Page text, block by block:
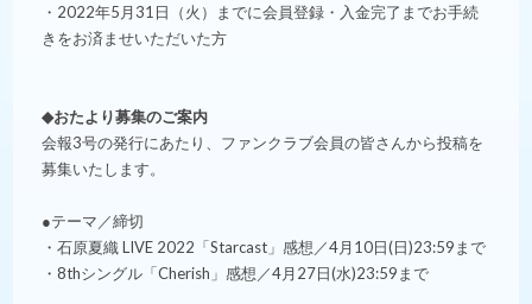
・2022年5月31日（火）までに会員登録・入金完了までお手続
きをお済ませいただいた方
◆おたより募集のご案内
会報3号の発行にあたり、ファンクラブ会員の皆さんから投稿を
募集いたします。
●テーマ／締切
・石原夏織 LIVE 2022「Starcast」感想／4月10日(日)23:59まで
・8thシングル「Cherish」感想／4月27日(水)23:59まで